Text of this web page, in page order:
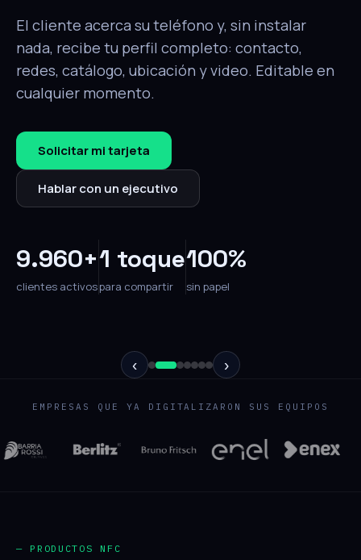
El cliente acerca su teléfono y, sin instalar
nada, recibe tu perfil completo: contacto,
redes, catálogo, ubicación y video. Editable en
cualquier momento.
Solicitar mi tarjeta
Hablar con un ejecutivo
9.960+
clientes activos
1 toque
para compartir
100%
sin papel
‹ ›
EMPRESAS QUE YA DIGITALIZARON SUS EQUIPOS
— PRODUCTOS NFC